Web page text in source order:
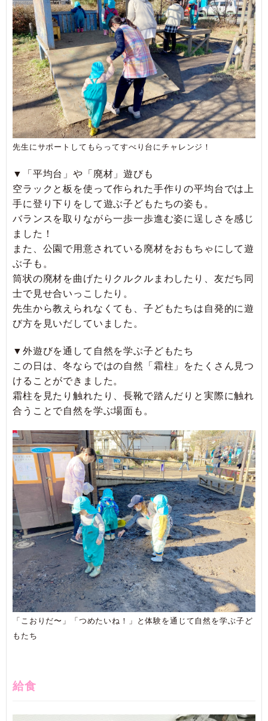
先生にサポートしてもらってすべり台にチャレンジ！
▼「平均台」や「廃材」遊びも
空ラックと板を使って作られた手作りの平均台では上
手に登り下りをして遊ぶ子どもたちの姿も。
バランスを取りながら一歩一歩進む姿に逞しさを感じ
ました！
また、公園で用意されている廃材をおもちゃにして遊
ぶ子も。
筒状の廃材を曲げたりクルクルまわしたり、友だち同
士で見せ合いっこしたり。
先生から教えられなくても、子どもたちは自発的に遊
び方を見いだしていました。
▼外遊びを通して自然を学ぶ子どもたち
この日は、冬ならではの自然「霜柱」をたくさん見つ
けることができました。
霜柱を見たり触れたり、長靴で踏んだりと実際に触れ
合うことで自然を学ぶ場面も。
「こおりだ〜」「つめたいね！」と体験を通じて自然を学ぶ子ど
もたち
給食